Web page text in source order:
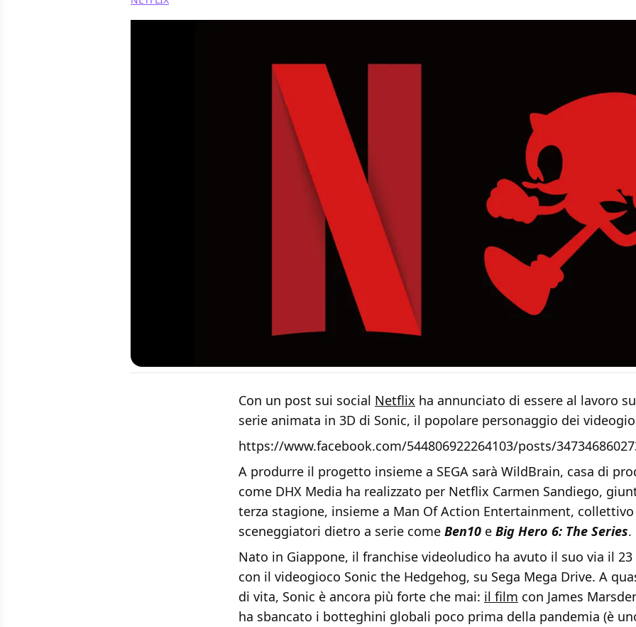
Con un post sui social Netflix ha annunciato di essere al lavoro
serie animata in 3D di Sonic, il popolare personaggio dei
https://www.facebook.com/544806922264103/posts/
A produrre il progetto insieme a SEGA sarà WildBrain, casa di
come DHX Media ha realizzato per Netflix Carmen Sandiego,
terza stagione, insieme a Man Of Action Entertainment,
sceneggiatori dietro a serie come Ben10 e Big Hero 6: The Series.
Nato in Giappone, il franchise videoludico ha avuto il suo via il
con il videogioco Sonic the Hedgehog, su Sega Mega Drive. A
di vita, Sonic è ancora più forte che mai: il film con James
ha sbancato i botteghini globali poco prima della pandemia (è